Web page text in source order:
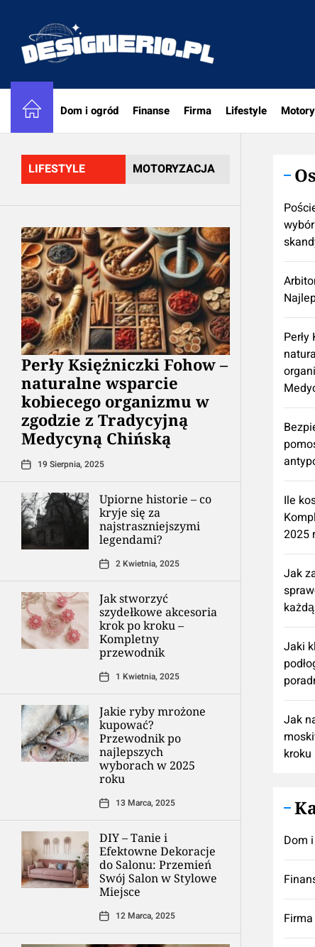
content
Dom i ogród Finanse Firma Lifestyle
LIFESTYLE MOTORYZACJA
Perły Księżniczki Fohow –
naturalne wsparcie
kobiecego organizmu w
zgodzie z Tradycyjną
Medycyną Chińską
19 Sierpnia, 2025
Upiorne historie – co
kryje się za
najstraszniejszymi
legendami?
2 Kwietnia, 2025
Jak stworzyć
szydełkowe akcesoria
krok po kroku –
Kompletny
przewodnik
1 Kwietnia, 2025
Jakie ryby mrożone
kupować?
Przewodnik po
najlepszych
wyborach w 2025
roku
13 Marca, 2025
DIY – Tanie i
Efektowne Dekoracje
do Salonu: Przemień
Swój Salon w Stylowe
Miejsce
12 Marca, 2025
Ile
2025
Jak
Jaki
Jak
kroku
Dom
Firma